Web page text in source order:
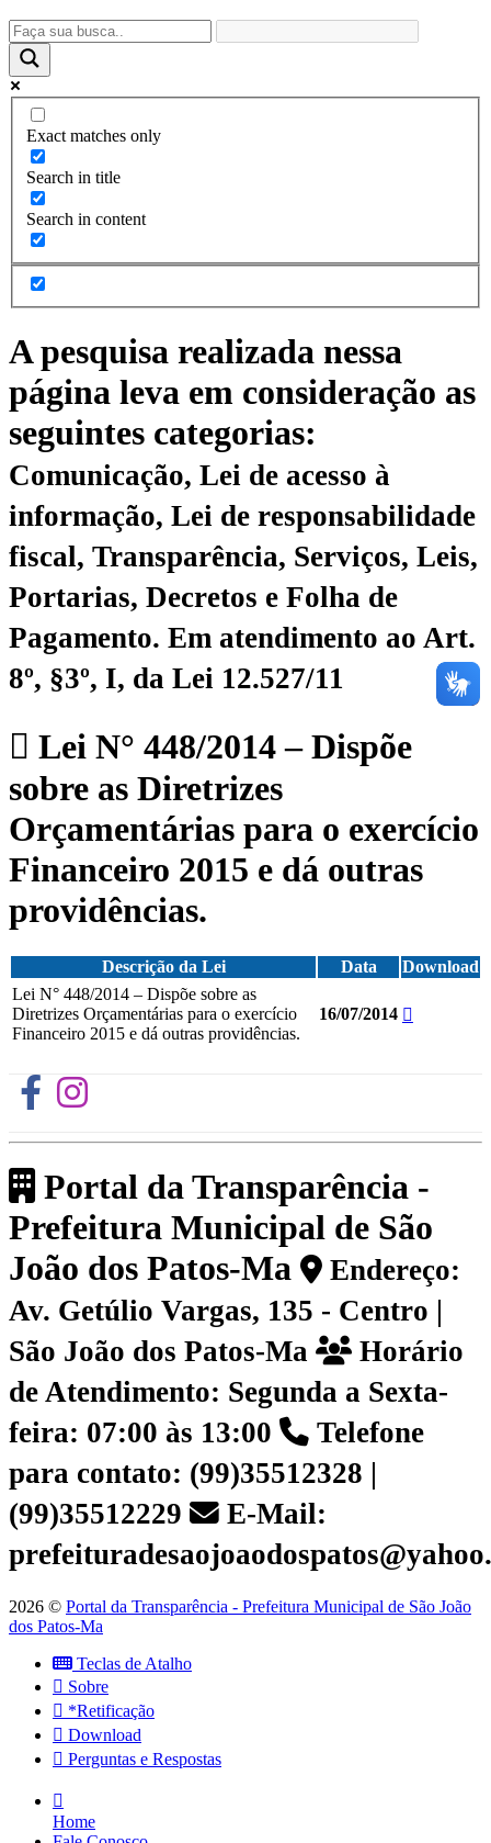
Exact matches only
Search in title
Search in content
A pesquisa realizada nessa
página leva em consideração as
seguintes categorias:
Comunicação, Lei de acesso à
informação, Lei de responsabilidade
fiscal, Transparência, Serviços, Leis,
Portarias, Decretos e Folha de
Pagamento. Em atendimento ao Art.
8º, §3º, I, da Lei 12.527/11
Lei N° 448/2014 – Dispõe
sobre as Diretrizes
Orçamentárias para o exercício
Financeiro 2015 e dá outras
providências.
Descrição da Lei Data
Download
Lei N° 448/2014 – Dispõe sobre as
Diretrizes Orçamentárias para o exercício
Financeiro 2015 e dá outras providências.
16/07/2014
Portal da Transparência -
Prefeitura Municipal de São
João dos Patos-Ma
Endereço:
Av. Getúlio Vargas, 135 - Centro |
São João dos Patos-Ma
Horário
de Atendimento: Segunda a Sexta-
feira: 07:00 às 13:00
Telefone
para contato: (99)35512328 |
(99)35512229
E-Mail:
2026 © Portal da Transparência - Prefeitura Municipal de São João
dos Patos-Ma
Teclas de Atalho
Sobre
*Retificação
Download
Perguntas e Respostas
Home